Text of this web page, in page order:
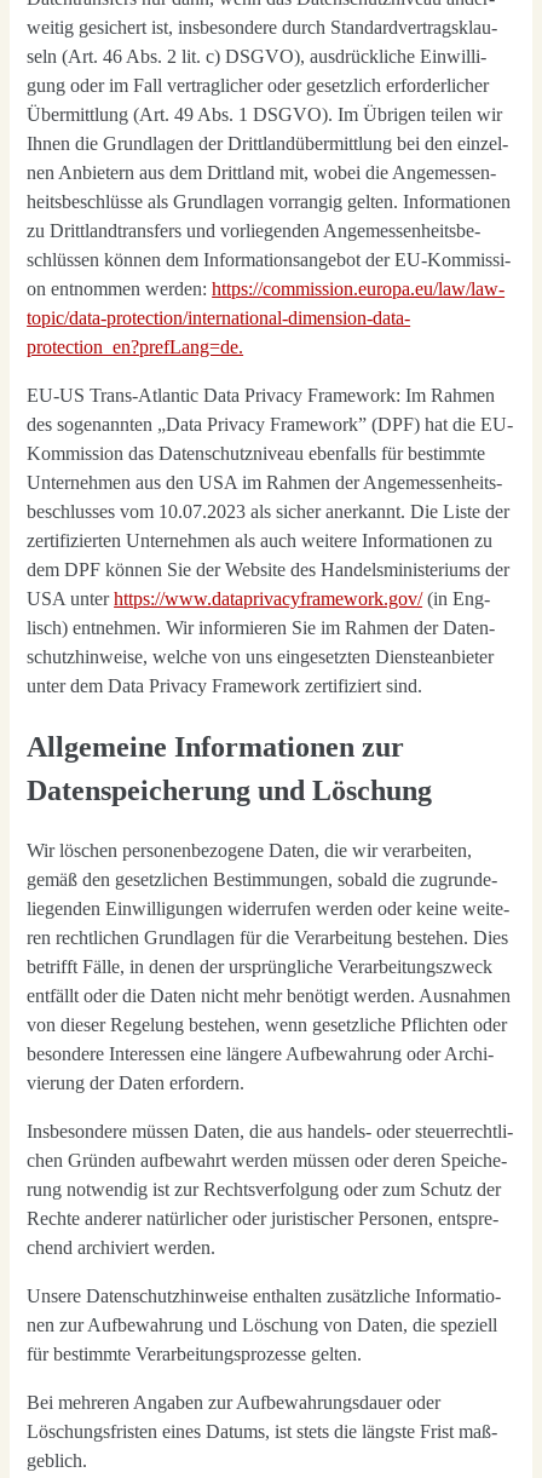
wei­tig gesi­chert ist, ins­be­son­de­re durch Stan­dard­ver­trags­klau­
seln (Art. 46 Abs. 2 lit. c) DSGVO), aus­drück­li­che Ein­wil­li­
gung oder im Fall ver­trag­li­cher oder gesetz­lich erfor­der­li­cher
Über­mitt­lung (Art. 49 Abs. 1 DSGVO). Im Übri­gen tei­len wir
Ihnen die Grund­la­gen der Dritt­land­über­mitt­lung bei den ein­zel­
nen Anbie­tern aus dem Dritt­land mit, wobei die Ange­mes­sen­
heits­be­schlüs­se als Grund­la­gen vor­ran­gig gel­ten. Infor­ma­tio­nen
zu Dritt­land­trans­fers und vor­lie­gen­den Ange­mes­sen­heits­be­
schlüs­sen kön­nen dem Infor­ma­ti­ons­an­ge­bot der EU-Kom­mis­si­
on ent­nom­men wer­den:https://commission.europa.eu/law/law-
topic/data-protection/international-dimension-data-
protection_en?prefLang=de.
EU-US Trans-Atlan­tic Data Pri­va­cy Frame­work: Im Rah­men
des soge­nann­ten „Data Pri­va­cy Frame­work” (DPF) hat die EU-
Kom­mis­si­on das Daten­schutz­ni­veau eben­falls für bestimm­te
Unter­neh­men aus den USA im Rah­men der Ange­mes­sen­heits­
be­schlus­ses vom 10.07.2023 als sicher aner­kannt. Die Lis­te der
zer­ti­fi­zier­ten Unter­neh­men als auch wei­te­re Infor­ma­tio­nen zu
dem DPF kön­nen Sie der Web­site des Han­dels­mi­nis­te­ri­ums der
USA unterhttps://www.dataprivacyframework.gov/(in Eng­
lisch) ent­neh­men. Wir infor­mie­ren Sie im Rah­men der Daten­
schutz­hin­wei­se, wel­che von uns ein­ge­setz­ten Diens­te­an­bie­ter
unter dem Data Pri­va­cy Frame­work zer­ti­fi­ziert sind.
Allgemeine Informationen zur
Datenspeicherung und Löschung
Wir löschen per­so­nen­be­zo­ge­ne Daten, die wir ver­ar­bei­ten,
gemäß den gesetz­li­chen Bestim­mun­gen, sobald die zugrun­de­
lie­gen­den Ein­wil­li­gun­gen wider­ru­fen wer­den oder kei­ne wei­te­
ren recht­li­chen Grund­la­gen für die Ver­ar­bei­tung bestehen. Dies
betrifft Fäl­le, in denen der ursprüng­li­che Ver­ar­bei­tungs­zweck
ent­fällt oder die Daten nicht mehr benö­tigt wer­den. Aus­nah­men
von die­ser Rege­lung bestehen, wenn gesetz­li­che Pflich­ten oder
beson­de­re Inter­es­sen eine län­ge­re Auf­be­wah­rung oder Archi­
vie­rung der Daten erfor­dern.
Ins­be­son­de­re müs­sen Daten, die aus han­dels- oder steu­er­recht­li­
chen Grün­den auf­be­wahrt wer­den müs­sen oder deren Spei­che­
rung not­wen­dig ist zur Rechts­ver­fol­gung oder zum Schutz der
Rech­te ande­rer natür­li­cher oder juris­ti­scher Per­so­nen, ent­spre­
chend archi­viert wer­den.
Unse­re Daten­schutz­hin­wei­se ent­hal­ten zusätz­li­che Infor­ma­tio­
nen zur Auf­be­wah­rung und Löschung von Daten, die spe­zi­ell
für bestimm­te Ver­ar­bei­tungs­pro­zes­se gel­ten.
Bei meh­re­ren Anga­ben zur Auf­be­wah­rungs­dau­er oder
Löschungs­fris­ten eines Datums, ist stets die längs­te Frist maß­
geb­lich.